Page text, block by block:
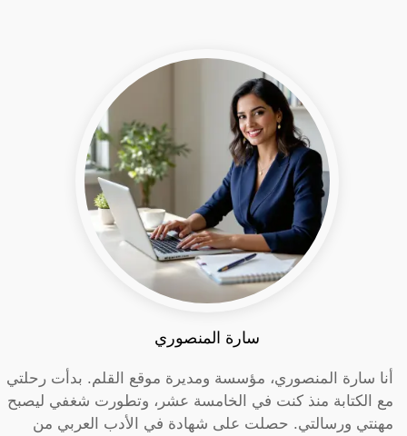
سارة المنصوري
أنا سارة المنصوري، مؤسسة ومديرة موقع القلم. بدأت رحلتي
مع الكتابة منذ كنت في الخامسة عشر، وتطورت شغفي ليصبح
مهنتي ورسالتي. حصلت على شهادة في الأدب العربي من